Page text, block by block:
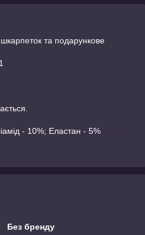
та подарункове
- 10%; Еластан - 5%
Без бренду